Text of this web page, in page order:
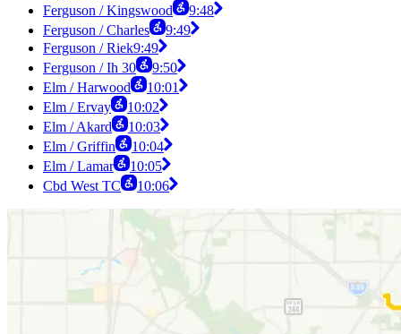
Ferguson / Kingswood
9:48
Ferguson / Charles
9:49
Ferguson / Riek9:49
Ferguson / Ih 30
9:50
Elm / Harwood
10:01
Elm / Ervay
10:02
Elm / Akard
10:03
Elm / Griffin
10:04
Elm / Lamar
10:05
Cbd West TC
10:06